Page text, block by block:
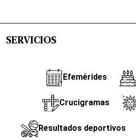
SERVICIOS
Efemérides
Crucigramas
Resultados deportivos